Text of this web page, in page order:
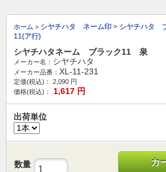
ホーム > シヤチハタ ネーム印 > シヤチハタ
11(ア行)
シヤチハタネーム ブラック11 泉
メーカー名： シヤチハタ
メーカー品番： XL-11-231
定価(税込)： 2,090 円
価格(税込)：
1,617 円
出荷単位
数量 カ